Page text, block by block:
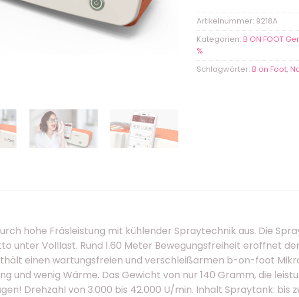
Artikelnummer: 9218A
Kategorien: B ON FOOT
%
Schlagwörter: B on Foot,
hohe Fräsleistung mit kühlender Spraytechnik aus. Die
unter Volllast. Rund 1.60 Meter Bewegungsfreiheit eröffnet
einen wartungsfreien und verschleißarmen b-on-foot
und wenig Wärme. Das Gewicht von nur 140 Gramm, die
Drehzahl von 3.000 bis 42.000 U/min. Inhalt Spraytank: bis